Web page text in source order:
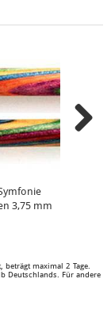
3,75 mm
maximal 2 Tage.
Deutschlands. Für andere